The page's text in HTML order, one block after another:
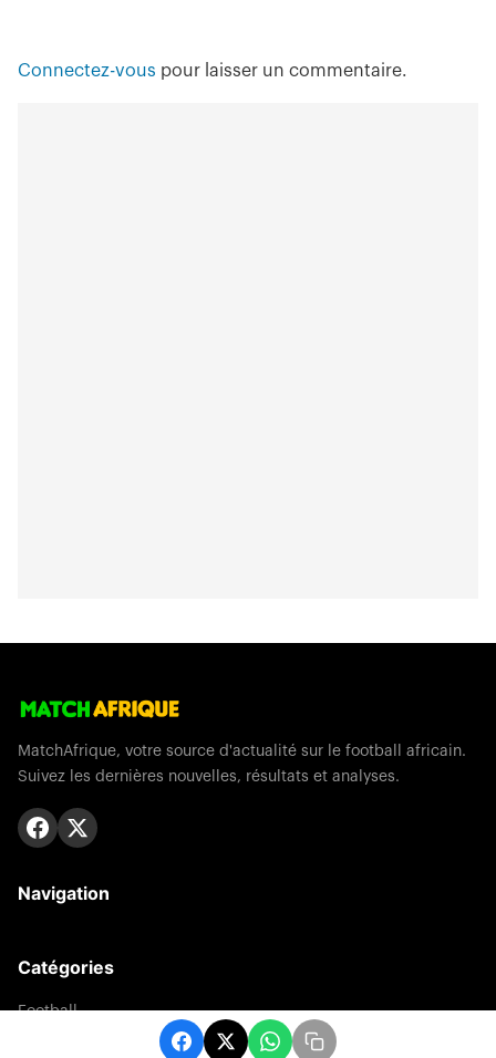
Connectez-vous pour laisser un commentaire.
MatchAfrique, votre source d'actualité sur le football africain.
Suivez les dernières nouvelles, résultats et analyses.
Navigation
Catégories
Football